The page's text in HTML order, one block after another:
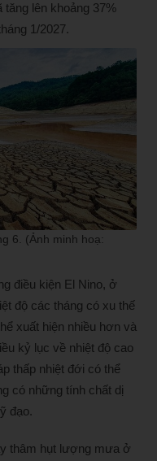
tăng lên khoảng 37%
1/2027.
6. (Ảnh minh hoạ:
điều kiện El Nino, ở
độ các tháng có xu thế
xuất hiện nhiều hơn và
kỷ lục về nhiệt độ cao
thấp nhiệt đới có thể
có những tính chất dị
đạo.
thâm hụt lượng mưa ở